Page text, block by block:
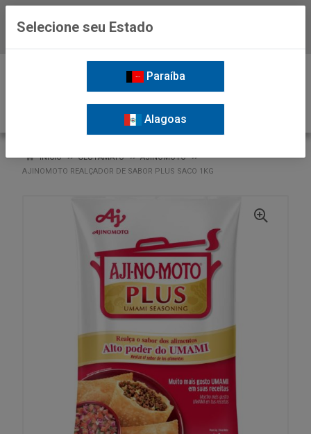
INÍCIO GLUTAMATO
AJINOMOTO
AJINOMOTO REALÇADOR DE SABOR PLUS SACO 1KG
Selecione seu Estado
Paraíba
Alagoas